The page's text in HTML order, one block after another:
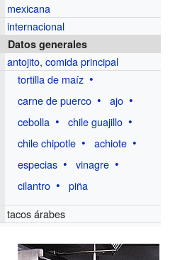
mexicana
internacional
Datos generales
antojito,comida principal
tortilla de maíz
carne de puerco
ajo
cebolla
chile guajillo
chile chipotle
achiote
especias
vinagre
cilantro
piña
tacos árabes